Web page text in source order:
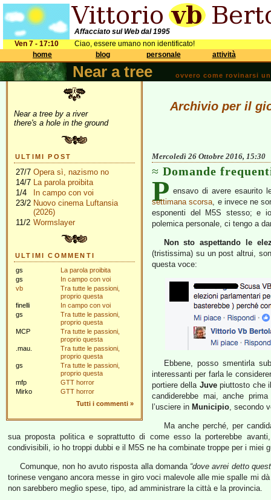
Affacciato sul Web dal 1995
Ven 7 - 17:10
Ciao, essere umano non identificato!
home
blog personale attività
Near a tree ovvero come rovinarsi
Near a tree by a river
there's a hole in the ground
ULTIMI POST
27/7 Opera sì, nazismo no
14/7 La parola proibita
1/4
In campo con voi
23/2 Nuovo cinema Luftansia
(2026)
11/2 Wormslayer
ULTIMI COMMENTI
gs
La parola proibita
gs
In campo con voi
vb
Tra tutte le passioni,
proprio questa
finelli
In campo con voi
gs
Tra tutte le passioni,
proprio questa
MCP
Tra tutte le passioni,
proprio questa
.mau.
Tra tutte le passioni,
proprio questa
gs
Tra tutte le passioni,
proprio questa
mfp
GTT horror
Mirko
GTT horror
Tutti i commenti »
Archivio per il
Mercoledì 26 Ottobre 2016, 15:30
Domande
P ensavo di avere esaurito
settimana scorsa, e invece ne
esponenti del M5S stesso; e
polemica personale, ci tengo a
Non sto aspettando le
(tristissima) su un post altrui,
questa voce:
Ebbene, posso smentirla
interessanti per farla le
portiere della Juvepiuttosto che
candiderebbe mai, anche
l’usciere in Municipio, secondo
Ma anche perché, per
sua proposta politica e soprattutto di come esso la porterebbe
condivisibili, io ho troppi dubbi e il M5S ne ha combinate troppe per i miei
Comunque, non ho avuto risposta alla domanda “dove avrei detto
torinese vengano ancora messe in giro voci malevole alle mie spalle mi
non sarebbero meglio spese, tipo, ad amministrare la città e la provincia.